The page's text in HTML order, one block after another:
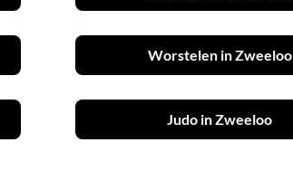
Worstelen in Zweeloo
Judo in Zweeloo